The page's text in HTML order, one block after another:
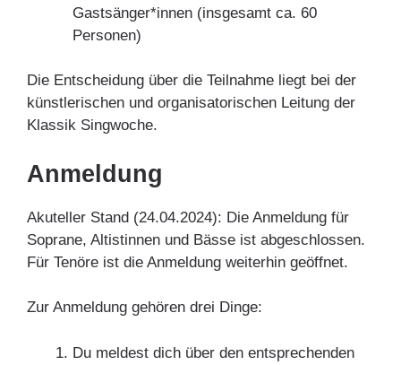
Gastsänger*innen (insgesamt ca. 60
Personen)
Die Entscheidung über die Teilnahme liegt bei der
künstlerischen und organisatorischen Leitung der
Klassik Singwoche.
Anmeldung
Akuteller Stand (24.04.2024): Die Anmeldung für
Soprane, Altistinnen und Bässe ist abgeschlossen.
Für Tenöre ist die Anmeldung weiterhin geöffnet.
Zur Anmeldung gehören drei Dinge:
Du meldest dich über den entsprechenden